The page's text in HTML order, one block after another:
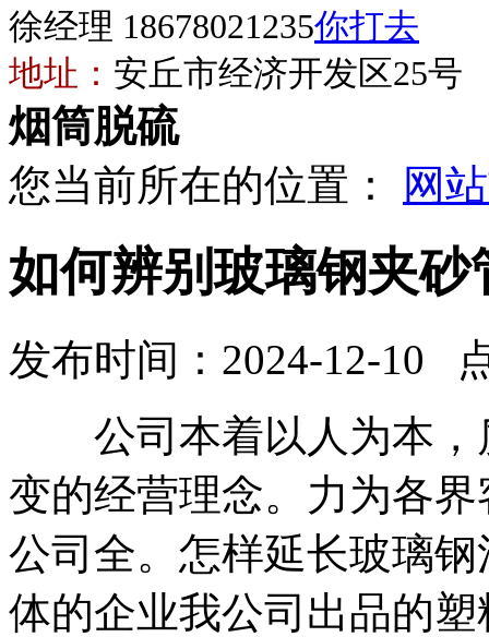
徐经理 18678021235
地址： 安丘市经济开发区25号
烟筒脱硫
您当前所在的位置：
网
如何辨别玻璃钢夹砂
发布时间：2024-12-10
公司本着以人为本，
变的经营理念。力为各
公司全。怎样延长玻璃
体的企业我公司出品的